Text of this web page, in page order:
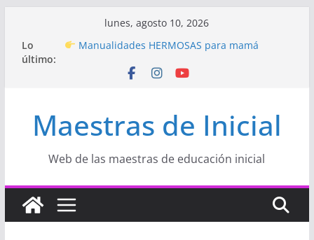
contenido
lunes, agosto 10, 2026
Lo
último:
Hermosos dibujos para MAMÁ: colorea con
amor en Inicial
Manualidades HERMOSAS para mamá
(fáciles y llenas de amor)
Proyecto
“Celebramos con Alegría la Semana
de la Educación Inicial»
Proyecto de Aprendizaje
Un regalo para
Mamá hecho con amor
Maestras de Inicial
Web de las maestras de educación inicial